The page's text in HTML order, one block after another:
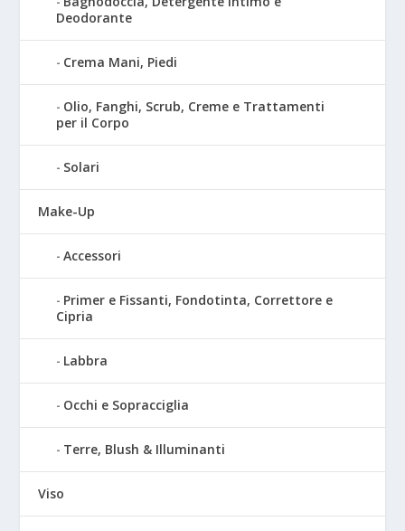
Deodorante
Crema Mani, Piedi
Olio, Fanghi, Scrub, Creme e Trattamenti
per il Corpo
Solari
Make-Up
Accessori
Primer e Fissanti, Fondotinta, Correttore e
Cipria
Labbra
Occhi e Sopracciglia
Terre, Blush & Illuminanti
Viso